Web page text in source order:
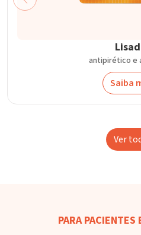
antipirético e
Saiba
Ver
PARA PACIENTES